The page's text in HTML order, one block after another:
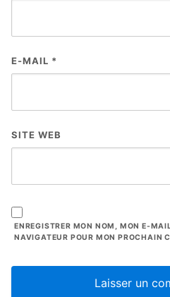
E-MAIL *
SITE WEB
ENREGISTRER MON NOM, MON E-
NAVIGATEUR POUR MON PROCHAIN